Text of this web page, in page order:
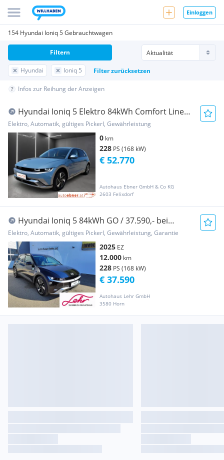
Einloggen
154 Hyundai Ioniq 5 Gebrauchtwagen
Hyundai Ioniq 5 Filter zurücksetzen
Filtern
Infos zur Reihung der Anzeigen
Hyundai Ioniq 5 Elektro 84kWh Comfort Line
Aut.
Elektro, Automatik, gültiges Pickerl, Gewährleistung
0 km
228 PS (168 kW)
Autohaus Ebner GmbH & Co KG
2603 Felixdorf
€ 52.770
Hyundai Ioniq 5 84kWh GO / 37.590,- bei
Leasing u. Vers...
Elektro, Automatik, gültiges Pickerl, Gewährleistung, Garantie
2025 EZ
12.000 km
228 PS (168 kW)
Autohaus Lehr GmbH
3580 Horn
€ 37.590